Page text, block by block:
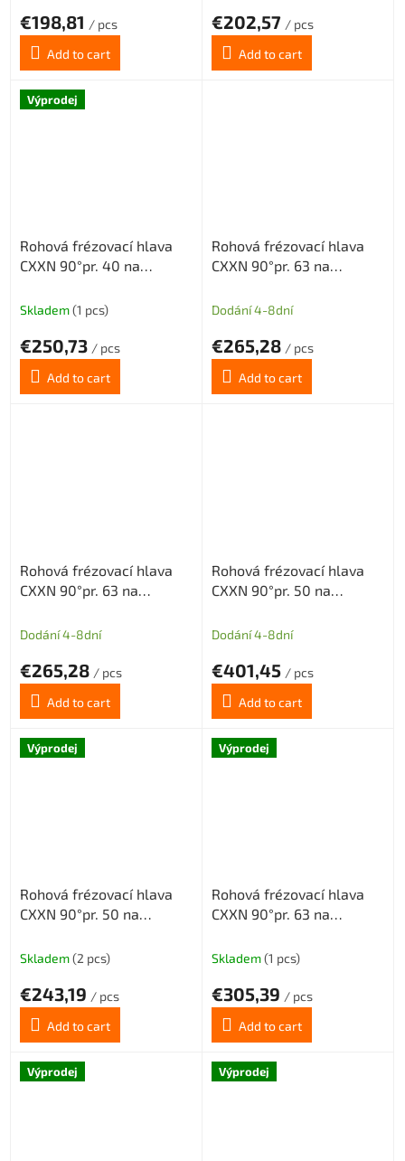
€198,81 / pcs
Add to cart
€202,57 / pcs
Add to cart
Výprodej
Rohová frézovací hlava
CXXN 90°pr. 40 na
vnitřním chlazením 7z
Skladem(1 pcs)
€250,73 / pcs
Add to cart
Rohová frézovací hlava
CXXN 90°pr. 63 na
chlazení 7z
Dodání 4-8dní
€265,28 / pcs
Add to cart
Rohová frézovací hlava
CXXN 90°pr. 63 na
chlazení 7z
Dodání 4-8dní
€265,28 / pcs
Add to cart
Rohová frézovací hlava
CXXN 90°pr. 50 na
vnitřním chlazením 9z
Dodání 4-8dní
€401,45 / pcs
Add to cart
Výprodej
Rohová frézovací hlava
CXXN 90°pr. 50 na
vnitřním chlazením 5z
Skladem(2 pcs)
€243,19 / pcs
Add to cart
Výprodej
Rohová frézovací hlava
CXXN 90°pr. 63 na
vnitřním chlazením 7z
Skladem(1 pcs)
€305,39 / pcs
Add to cart
Výprodej Výprodej